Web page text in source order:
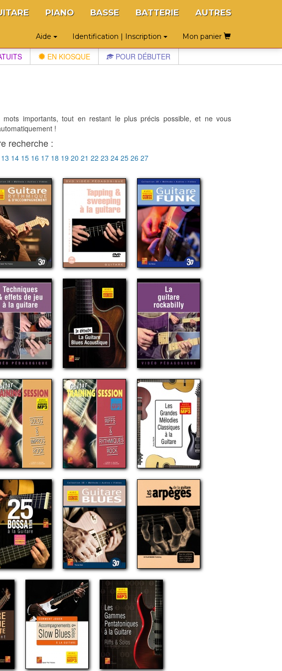
PIANO BASSE BATTERIE AUTRES
Aide Identification | Inscription Mon panier
EN KIOSQUE POUR DÉBUTER
importants, tout en restant le plus précis possible, et ne vous
!
recherche :
13 14 15 16 17 18 19 20 21 22 23 24 25 26 27